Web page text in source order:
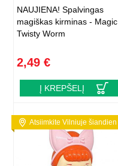
NAUJIENA! Spalvingas
magiškas kirminas - Magic
Twisty Worm
2,49 €
Į KREPŠELĮ
Atsiimkite Vilniuje šiandien